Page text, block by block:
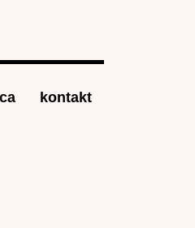
kontakt